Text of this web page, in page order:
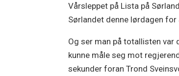
Vårsleppet på Lista på
Sørlandet denne lørdagen
Og ser man på totallisten var
kunne måle seg mot
sekunder foran Trond